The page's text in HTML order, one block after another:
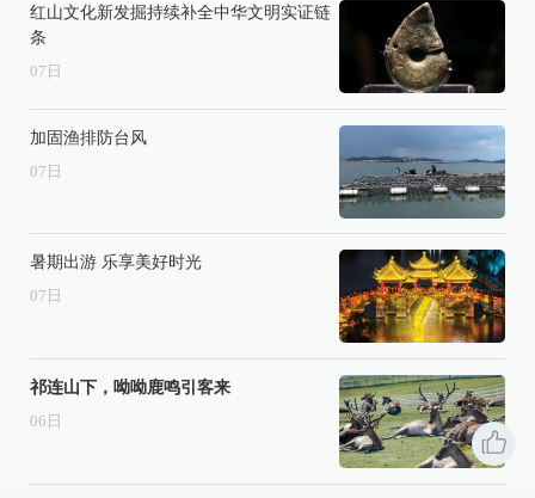
红山文化新发掘持续补全中华文明实证链
条
07 日
加固渔排防台风
07 日
暑期出游 乐享美好时光
07 日
祁连山下，呦呦鹿鸣引客来
06 日